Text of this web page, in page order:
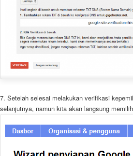
7. Setelah selesai melakukan verifikasi
selanjutnya, namun kita akan langsung